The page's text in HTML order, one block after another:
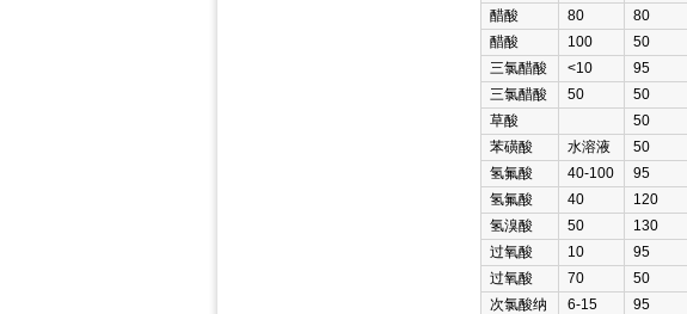
醋酸
80 80
醋酸
100 50
三氯醋酸
<10 95
三氯醋酸
50 50
草酸
50
苯磺酸
水溶液 50
氢氟酸
40-100 95
氢氟酸
40 120
氢溴酸
50 130
过氧酸
10 95
过氧酸
70 50
次氯酸纳
6-15 95